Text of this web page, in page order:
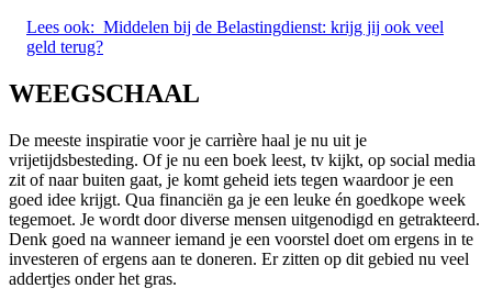
Lees ook: Middelen bij de Belastingdienst: krijg jij ook veel
geld terug?
WEEGSCHAAL
De meeste inspiratie voor je carrière haal je nu uit je
vrijetijdsbesteding. Of je nu een boek leest, tv kijkt, op social media
zit of naar buiten gaat, je komt geheid iets tegen waardoor je een
goed idee krijgt. Qua financiën ga je een leuke én goedkope week
tegemoet. Je wordt door diverse mensen uitgenodigd en getrakteerd.
Denk goed na wanneer iemand je een voorstel doet om ergens in te
investeren of ergens aan te doneren. Er zitten op dit gebied nu veel
addertjes onder het gras.